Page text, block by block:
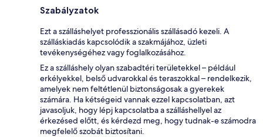
Szabályzatok
Ezt a szálláshelyet professzionális szállásadó kezeli. A
szálláskiadás kapcsolódik a szakmájához, üzleti
tevékenységéhez vagy foglalkozásához.
Ez a szálláshely olyan szabadtéri területekkel – például
erkélyekkel, belső udvarokkal és teraszokkal – rendelkezik,
amelyek nem feltétlenül biztonságosak a gyerekek
számára. Ha kétségeid vannak ezzel kapcsolatban, azt
javasoljuk, hogy lépj kapcsolatba a szálláshellyel az
érkezésed előtt, és kérdezd meg, hogy tudnak-e számodra
megfelelő szobát biztosítani.